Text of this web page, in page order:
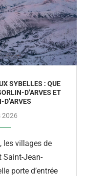
SYBELLES : QUE
D’ARVES ET
2026
les villages de
Saint-Jean-
porte d’entrée